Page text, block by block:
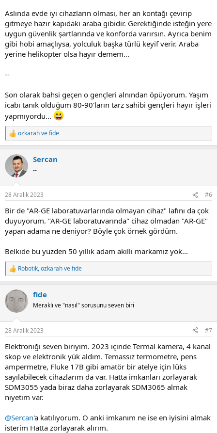
Aslında evde iyi cihazların olması, her an kontağı çevirip
gitmeye hazır kapıdaki araba gibidir. Gerektiğinde isteğin yere
uygun güvenlik şartlarında ve konforda varırsın. Ayrıca benim
gibi hobi amaçlıysa, yolculuk başka türlü keyif verir. Araba
yerine helikopter olsa hayır demem...
--
Son olarak bahsi geçen o gençleri alnından öpüyorum. Yaşım
icabı tanık olduğum 80-90'ların tarz sahibi gençleri hayır işleri
yapmıyordu...
R
e
c
i
s
ozkarahvefide
Sercan
--
28 Aralık 2023 #6
Bir de "AR-GE laboratuvarlarında olmayan cihaz" lafını da çok
duyuyorum. "AR-GE laboratuvarında" cihaz olmadan "AR-GE"
yapan adama ne deniyor? Böyle çok örnek gördüm.
Belkide bu yüzden 50 yıllık adam akıllı markamız yok...
R
e
c
t
i
s
Robotik,ozkarahvefide
fide
Meraklı ve "nasıl" sorusunu seven biri
28 Aralık 2023 #7
Elektroniği seven biriyim. 2023 içinde Termal kamera, 4 kanal
skop ve elektronik yük aldım. Temassız termometre, pens
ampermetre, Fluke 17B gibi amatör bir atelye için lüks
sayılabilecek cihazlarım da var. Hatta imkanları zorlayarak
SDM3055 yada biraz daha zorlayarak SDM3065 almak
niyetim var.
@Sercan'a katılıyorum. O anki imkanım ne ise en iyisini almak
isterim Hatta zorlayarak alırım.